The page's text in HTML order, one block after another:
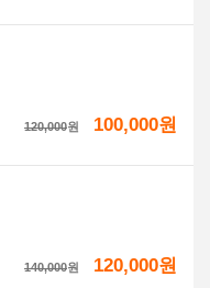
120,000원 100,000원
140,000원 120,000원